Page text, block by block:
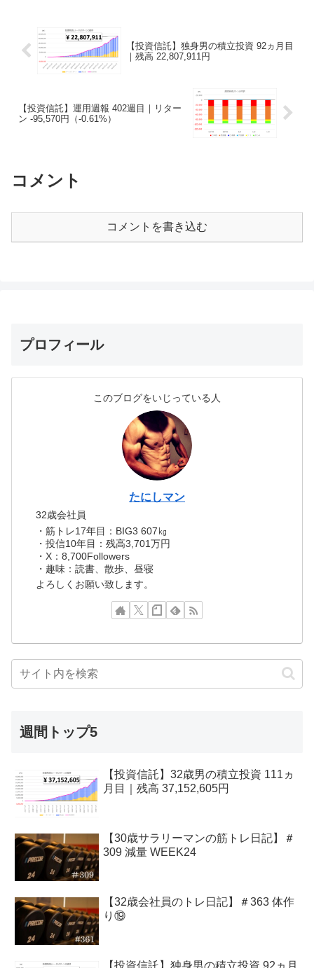
【投資信託】独身男の積立投資 92ヵ月目
｜残高 22,807,911円
【投資信託】運用週報 402週目｜リター
ン -95,570円（-0.61%）
コメント
コメントを書き込む
プロフィール
このブログをいじっている人
たにしマン
32歳会社員
・筋トレ17年目：BIG3 607㎏
・投信10年目：残高3,701万円
・X：8,700Followers
・趣味：読書、散歩、昼寝
よろしくお願い致します。
週間トップ5
【投資信託】32歳男の積立投資 111ヵ
月目｜残高 37,152,605円
【30歳サラリーマンの筋トレ日記】＃
309 減量 WEEK24
【32歳会社員のトレ日記】＃363 体作
り⑲
【投資信託】独身男の積立投資 92ヵ月